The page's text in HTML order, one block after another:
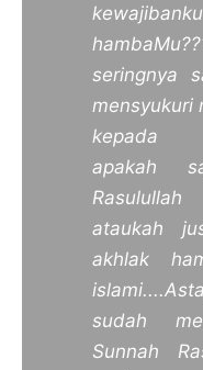
seringnya
mensyukuri
kepada
apakah
ataukah
akhlak
islami....
sudah
Sunnah